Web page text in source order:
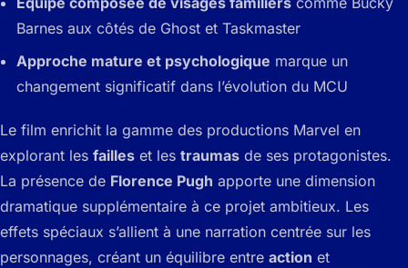
Barnes aux côtés de Ghost et Taskmaster
Approche mature et psychologique marque un
changement significatif dans l’évolution du MCU
Le film enrichit la gamme des productions Marvel en
explorant les failles et les traumas de ses protagonistes.
La présence de Florence Pugh apporte une dimension
dramatique supplémentaire à ce projet ambitieux. Les
effets spéciaux s’allient à une narration centrée sur les
personnages, créant un équilibre entre action et